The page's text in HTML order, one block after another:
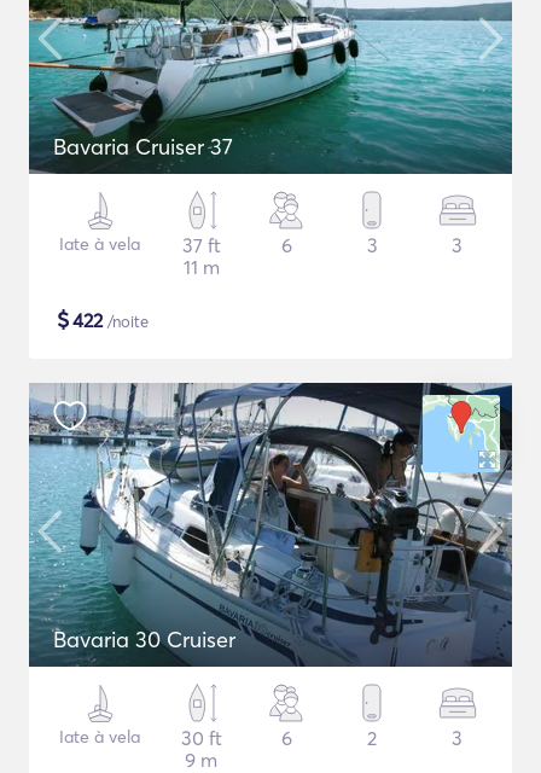
Bavaria Cruiser 37
Iate à vela
37 ft
11 m
6 3 3
$422/noite
Bavaria 30 Cruiser
Iate à vela
30 ft
9 m
6 2 3